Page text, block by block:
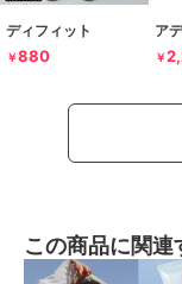
ディフィット
￥880
ア
￥
この商品に関連